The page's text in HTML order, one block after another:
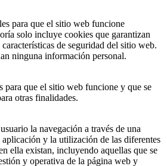
para que el sitio web funcione
solo incluye cookies que garantizan
de seguridad del sitio web.
ninguna información personal.
para que el sitio web funcione y que se
otras finalidades.
la navegación a través de una
y la utilización de las diferentes
ella existan, incluyendo aquellas que se
y operativa de la página web y